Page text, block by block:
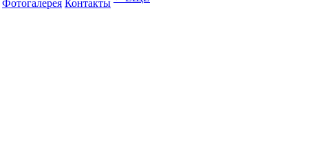
Фотогалерея Контакты